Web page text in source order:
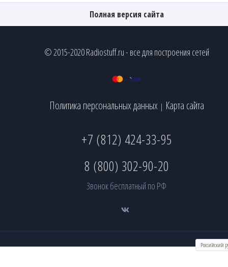
Полная версия сайта
© 2015-2020 Radiostuff.ru - все для построения сетей
Политика персональных данных | Карта сайта
+7 (812) 424-33-95
8 (800) 302-90-20
Звонок бесплатный по РФ